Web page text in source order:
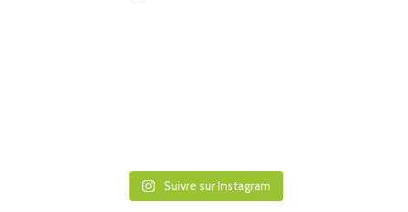
Suivre sur Instagram